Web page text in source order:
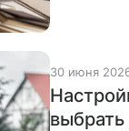
30 июня
выбрать